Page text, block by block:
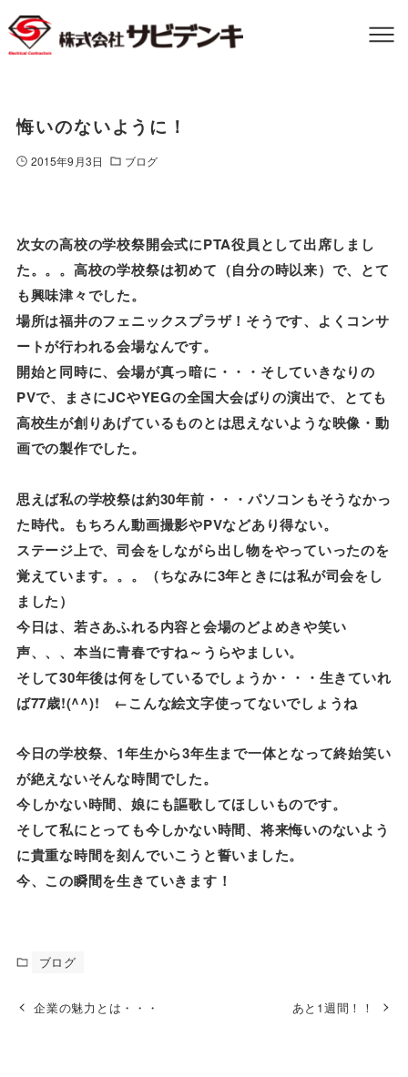
悔いのないように！
2015年9月3日 ブログ
次女の高校の学校祭開会式にPTA役員として出席しまし
た。。。高校の学校祭は初めて（自分の時以来）で、とて
も興味津々でした。
場所は福井のフェニックスプラザ！そうです、よくコンサ
ートが行われる会場なんです。
開始と同時に、会場が真っ暗に・・・そしていきなりの
PVで、まさにJCやYEGの全国大会ばりの演出で、とても
高校生が創りあげているものとは思えないような映像・動
画での製作でした。
思えば私の学校祭は約30年前・・・パソコンもそうなかっ
た時代。もちろん動画撮影やPVなどあり得ない。
ステージ上で、司会をしながら出し物をやっていったのを
覚えています。。。（ちなみに3年ときには私が司会をし
ました）
今日は、若さあふれる内容と会場のどよめきや笑い
声、、、本当に青春ですね～うらやましい。
そして30年後は何をしているでしょうか・・・生きていれ
ば77歳!(^^)! ←こんな絵文字使ってないでしょうね
今日の学校祭、1年生から3年生まで一体となって終始笑い
が絶えないそんな時間でした。
今しかない時間、娘にも謳歌してほしいものです。
そして私にとっても今しかない時間、将来悔いのないよう
に貴重な時間を刻んでいこうと誓いました。
今、この瞬間を生きていきます！
ブログ
企業の魅力とは・・・ あと1週間！！